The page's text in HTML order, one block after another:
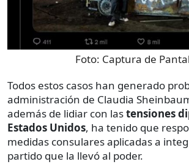
Foto: Captura de
Todos estos casos han generado
administración de Claudia
además de lidiar con lastensiones
Estados Unidos, ha tenido que
medidas consulares aplicadas a
partido que la llevó al poder.